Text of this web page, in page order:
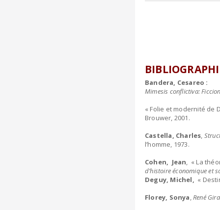
Bandera, Cesareo :
Mimesis conflictiva:
« Folie et modernité de
Brouwer, 2001.
Castella, Charles,
l’homme, 1973.
Cohen, Jean, « La
d’histoire économique et
Deguy, Michel, «
Florey, Sonya,René